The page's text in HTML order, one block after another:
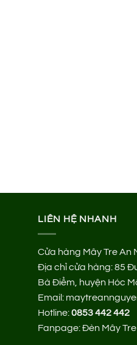
LIÊN HỆ NHANH
Cửa hàng Mây Tre An
Địa chỉ cửa hàng:85
Bà Điểm, huyện Hóc
Email:
Hotline:0853 442 442
Fanpage:Đèn Mây